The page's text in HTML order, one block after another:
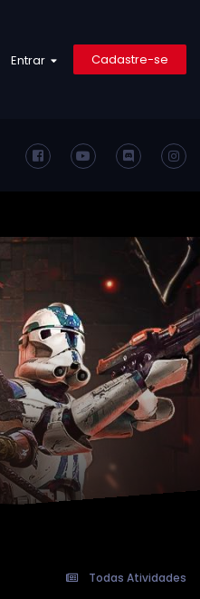
Entrar Cadastre-se
Todas Atividades